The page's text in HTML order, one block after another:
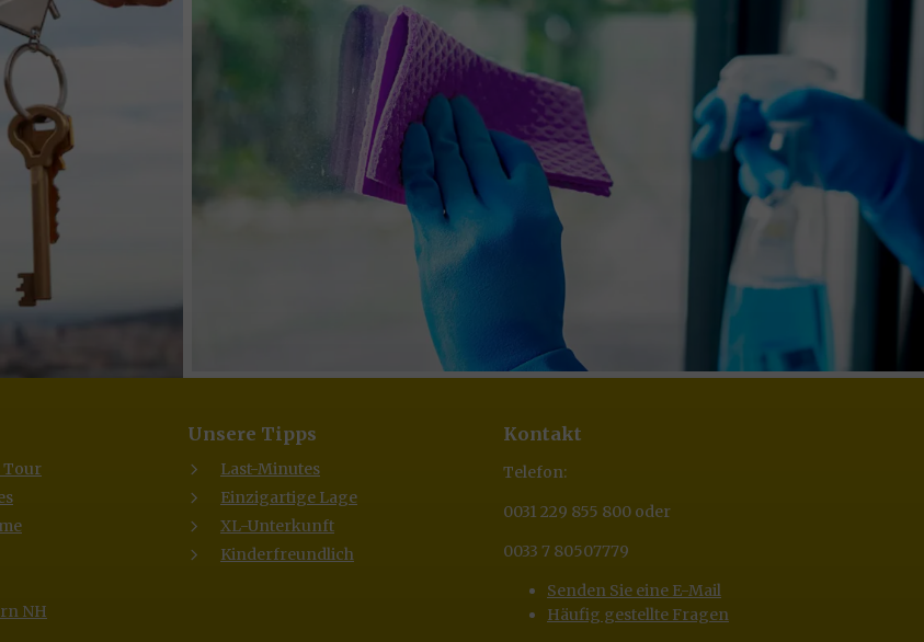
Tour
NH
Unsere Tipps
Last-Minutes
Einzigartige Lage
XL-Unterkunft
Kinderfreundlich
Kontakt
Telefon:
0031 229 855 800 oder
0033 7 80507779
Senden Sie eine E-Mail
Häufig gestellte Fragen